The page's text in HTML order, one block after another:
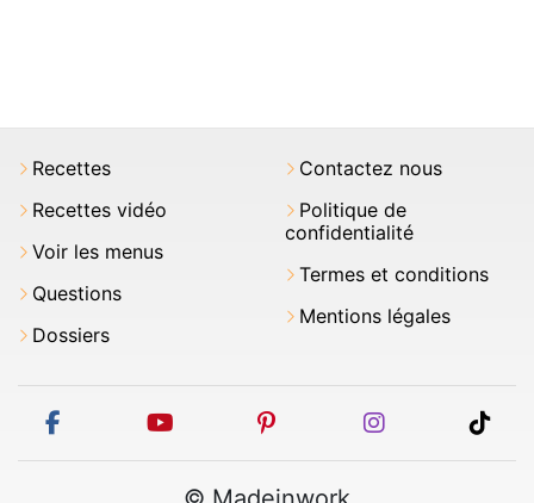
Recettes
Recettes vidéo
Voir les menus
Questions
Dossiers
Contactez nous
Politique de
confidentialité
Termes et conditions
Mentions légales
facebook youtube pinterest instagram